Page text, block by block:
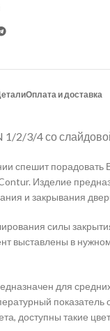
Оплата и доставка
1/2/3/4 со
спешит
Изделие
и закрывания
силы
выставлены в
для
доступны такие